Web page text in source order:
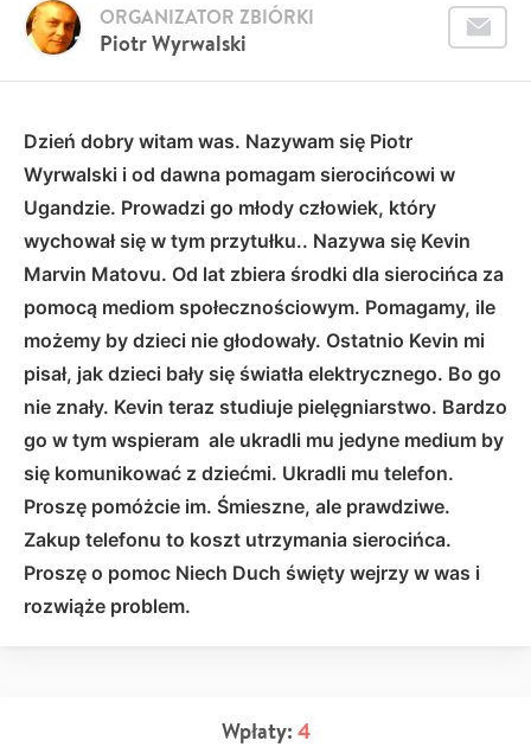
Piotr Wyrwalski
ORGANIZATOR ZBIÓRKI
Dzień dobry witam was. Nazywam się Piotr
Wyrwalski i od dawna pomagam sierocińcowi w
Ugandzie. Prowadzi go młody człowiek, który
wychował się w tym przytułku.. Nazywa się Kevin
Marvin Matovu. Od lat zbiera środki dla sierocińca za
pomocą mediom społecznościowym. Pomagamy, ile
możemy by dzieci nie głodowały. Ostatnio Kevin mi
pisał, jak dzieci bały się światła elektrycznego. Bo go
nie znały. Kevin teraz studiuje pielęgniarstwo. Bardzo
go w tym wspieram ale ukradli mu jedyne medium by
się komunikować z dziećmi. Ukradli mu telefon.
Proszę pomóżcie im. Śmieszne, ale prawdziwe.
Zakup telefonu to koszt utrzymania sierocińca.
Proszę o pomoc Niech Duch święty wejrzy w was i
rozwiąże problem.
Wpłaty: 4